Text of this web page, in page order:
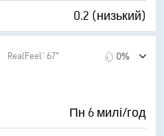
10 милі
0.2 (низький)
52° F
RealFeel® 67° 0%
Пн 6 милі/год